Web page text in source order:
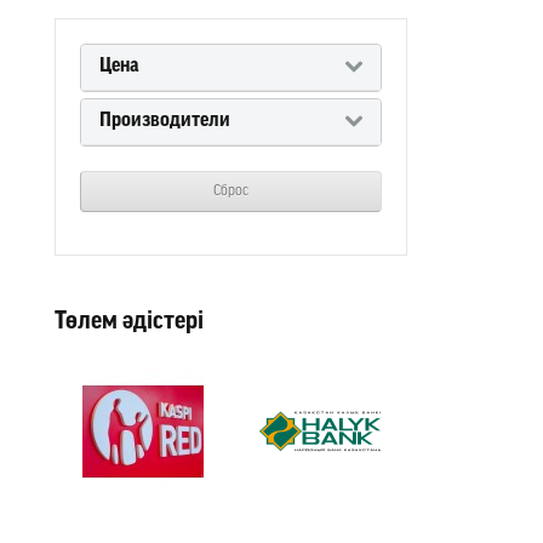
Цена
Производители
Сброс
Төлем әдістері